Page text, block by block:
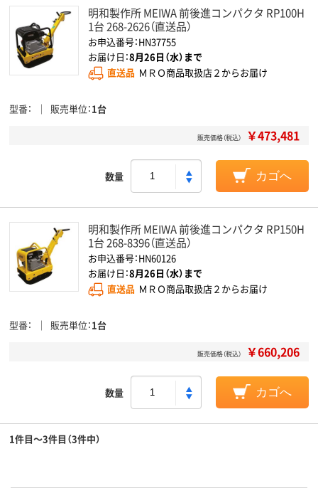
明和製作所 MEIWA 前後進コンパクタ RP100H
1台 268-2626（直送品）
お申込番号：HN37755
お届け日：8月26日（水）まで
直送品 ＭＲＯ商品取扱店２からお届け
型番 販売単位 1台
販売価格（税込） ￥473,481
数量 カゴへ
明和製作所 MEIWA 前後進コンパクタ RP150H
1台 268-8396（直送品）
お申込番号：HN60126
お届け日：8月26日（水）まで
直送品 ＭＲＯ商品取扱店２からお届け
型番 販売単位 1台
販売価格（税込） ￥660,206
数量 カゴへ
1件目～3件目（3件中）